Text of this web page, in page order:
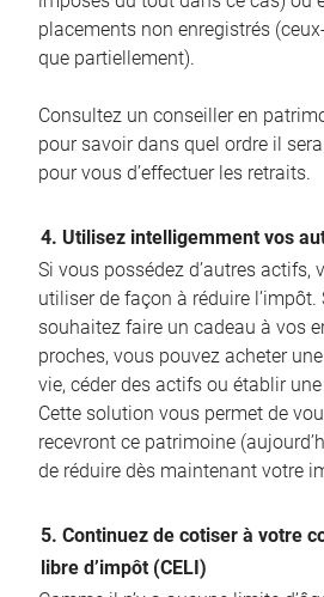
placements non enregistrés
que partiellement).
Consultez un conseiller en
pour savoir dans quel ordre il
pour vous d’effectuer les retraits.
4. Utilisez intelligemment vos
Si vous possédez d’autres actifs,
utiliser de façon à réduire l’impôt.
souhaitez faire un cadeau à vos
proches, vous pouvez acheter
vie, céder des actifs ou établir
Cette solution vous permet de
recevront ce patrimoine
de réduire dès maintenant votre
5. Continuez de cotiser à votre
libre d’impôt (CELI)